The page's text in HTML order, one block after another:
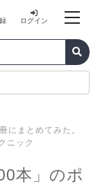
ログイン
にまとめてみた。
ニック
本」のポ